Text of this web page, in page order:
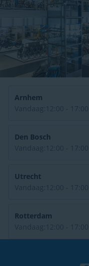
Arnhem
Den Bosch
Utrecht
Rotterdam